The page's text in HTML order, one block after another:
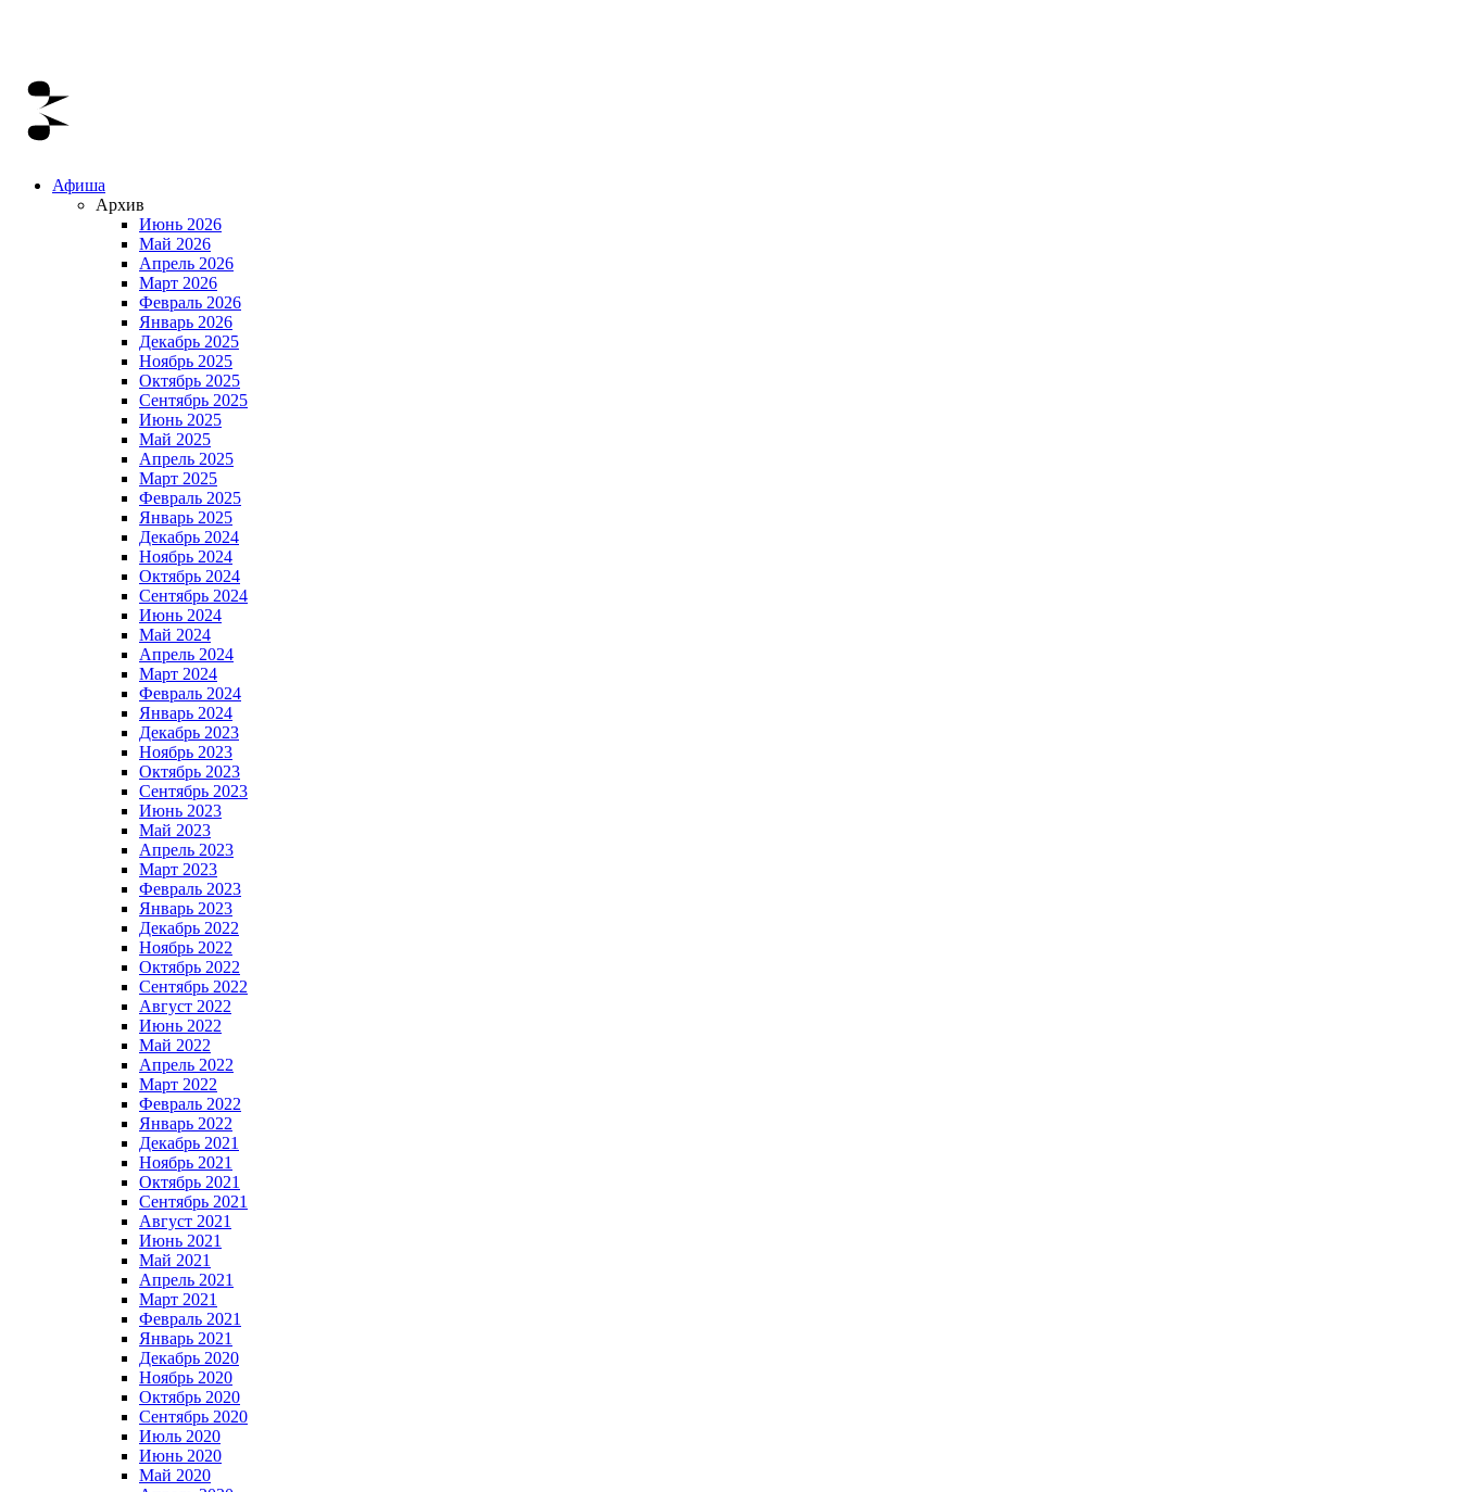
Афиша
Архив
Июнь 2026
Май 2026
Апрель 2026
Март 2026
Февраль 2026
Январь 2026
Декабрь 2025
Ноябрь 2025
Октябрь 2025
Сентябрь 2025
Июнь 2025
Май 2025
Апрель 2025
Март 2025
Февраль 2025
Январь 2025
Декабрь 2024
Ноябрь 2024
Октябрь 2024
Сентябрь 2024
Июнь 2024
Май 2024
Апрель 2024
Март 2024
Февраль 2024
Январь 2024
Декабрь 2023
Ноябрь 2023
Октябрь 2023
Сентябрь 2023
Июнь 2023
Май 2023
Апрель 2023
Март 2023
Февраль 2023
Январь 2023
Декабрь 2022
Ноябрь 2022
Октябрь 2022
Сентябрь 2022
Август 2022
Июнь 2022
Май 2022
Апрель 2022
Март 2022
Февраль 2022
Январь 2022
Декабрь 2021
Ноябрь 2021
Октябрь 2021
Сентябрь 2021
Август 2021
Июнь 2021
Май 2021
Апрель 2021
Март 2021
Февраль 2021
Январь 2021
Декабрь 2020
Ноябрь 2020
Октябрь 2020
Сентябрь 2020
Июль 2020
Июнь 2020
Май 2020